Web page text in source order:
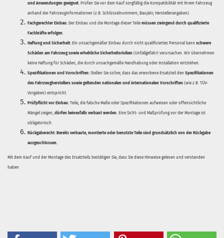
und Anwendungen geeignet. Prüfen Sie vor dem Kauf sorgfältig die Kompatibilität mit Ihrem Fahrzeug
anhand der Fahrzeuginformationen (z.B. Schlüsselnummern, Baujahr, Herstellerangaben).
Fachgerechter Einbau: Der Einbau und die Montage dieser Teile müssen zwingend durch qualifizierte
Fachkräfte erfolgen.
Haftung und Sicherheit: Ein unsachgemäßer Einbau durch nicht qualifiziertes Personal kann schwere
Schäden am Fahrzeug sowie erhebliche Sicherheitsrisiken (Unfallgefahr) verursachen. Wir übernehmen
keine Haftung für Schäden, die durch unsachgemäße Handhabung oder Installation entstehen.
Spezifikationen und Vorschriften: Stellen Sie sicher, dass das erworbene Ersatzteil den Spezifikationen
des Fahrzeugherstellers sowie geltenden nationalen und internationalen Vorschriften (wie z.B. TÜV-
Vorgaben) entspricht.
Prüfpflicht vor Einbau: Teile, die falsche Maße oder Spezifikationen aufweisen oder offensichtliche
Mängel zeigen, dürfen keinesfalls verbaut werden. Eine Sicht- und Maßprüfung vor der Montage ist
obligatorisch.
Rückgaberecht: Bereits verbaute, montierte oder benutzte Teile sind grundsätzlich von der Rückgabe
ausgeschlossen.
Mit dem Kauf und der Montage des Ersatzteils bestätigen Sie, dass Sie diese Hinweise gelesen und verstanden
haben